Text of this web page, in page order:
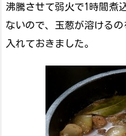
沸騰させて弱火で1時間煮
ないので、玉葱が溶ける
入れておきました。